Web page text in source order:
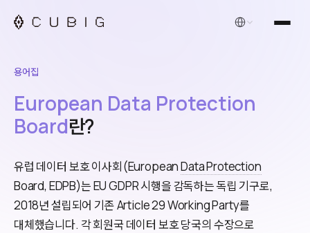
한국어
용어집
European Data Protection
Board란?
유럽 데이터 보호 이사회(EuropeanData Protection
Board, EDPB)는 EU GDPR 시행을 감독하는 독립 기구로,
2018년 설립되어 기존 Article 29 Working Party를
대체했습니다. 각 회원국 데이터 보호 당국의 수장으로